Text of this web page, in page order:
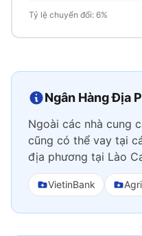
Tỷ lệ chuyển đổi: 6%
Ngân Hàng Địa
Ngoài các nhà cung
cũng có thể vay tại
địa phương tại Lào
VietinBank